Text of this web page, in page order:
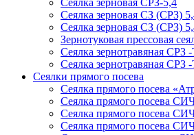
Сеялка зерновая СРЗ-5,4
Сеялка зерновая СЗ (СРЗ)
Сеялка зерновая СЗ (СРЗ)
Зернотуковая прессовая
Сеялка зернотравяная СРЗ
Сеялка зернотравяная СРЗ
Сеялки прямого посева
Сеялка прямого посева
Сеялка прямого посева
Сеялка прямого посева
Сеялка прямого посева